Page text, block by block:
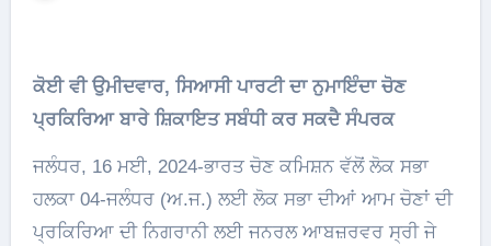
ਕੋਈ ਵੀ ਉਮੀਦਵਾਰ, ਸਿਆਸੀ ਪਾਰਟੀ ਦਾ ਨੁਮਾਇੰਦਾ ਚੋਣ
ਪ੍ਰਕਿਰਿਆ ਬਾਰੇ ਸ਼ਿਕਾਇਤ ਸਬੰਧੀ ਕਰ ਸਕਦੈ ਸੰਪਰਕ
ਜਲੰਧਰ, 16 ਮਈ, 2024-ਭਾਰਤ ਚੋਣ ਕਮਿਸ਼ਨ ਵੱਲੋਂ ਲੋਕ ਸਭਾ
ਹਲਕਾ 04-ਜਲੰਧਰ (ਅ.ਜ.) ਲਈ ਲੋਕ ਸਭਾ ਦੀਆਂ ਆਮ ਚੋਣਾਂ ਦੀ
ਪ੍ਰਕਿਰਿਆ ਦੀ ਨਿਗਰਾਨੀ ਲਈ ਜਨਰਲ ਆਬਜ਼ਰਵਰ ਸ੍ਰੀ ਜੇ